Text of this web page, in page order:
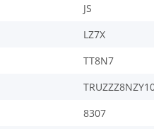
JS
LZ7X
TT8N7
8307